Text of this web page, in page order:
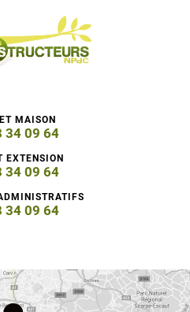
MAISON
34 09 64
EXTENSION
34 09 64
34 09 64